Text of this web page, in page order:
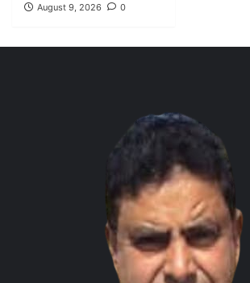
August 9, 2026
0